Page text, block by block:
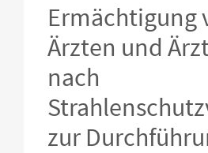
Ermächtigung
Ärzten und
nach
zur